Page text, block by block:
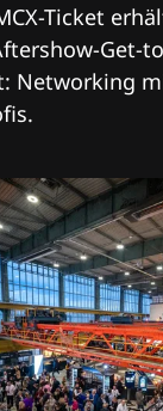
Ticket
Get-
Networking